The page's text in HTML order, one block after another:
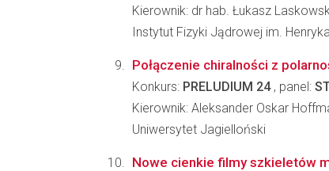
Kierownik: dr hab. Łukasz
Instytut Fizyki Jądrowej im.
Połączenie chiralności z
Konkurs: PRELUDIUM 24, panel:
Kierownik: Aleksander Oskar
Uniwersytet Jagielloński
Nowe cienkie filmy szkieletów